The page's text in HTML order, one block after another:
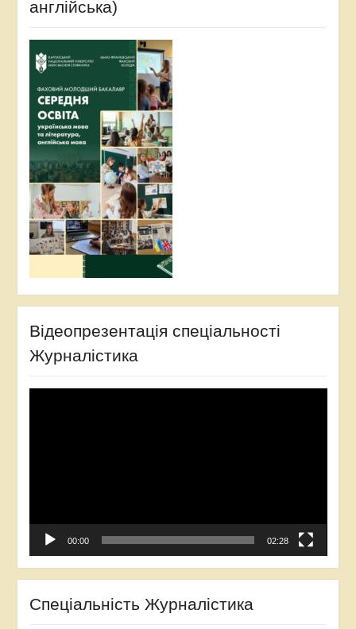
англійська)
Відеопрезентація спеціальності
Журналістика
00:00 02:28
Спеціальність Журналістика